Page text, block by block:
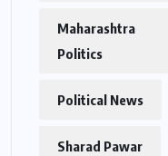
Maharashtra
Politics
Political News
Sharad Pawar